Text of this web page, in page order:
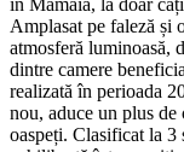
Amplasat pe faleză și
atmosferă luminoasă,
dintre camere
realizată în perioada
nou, aduce un plus de
oaspeți. Clasificat la 3